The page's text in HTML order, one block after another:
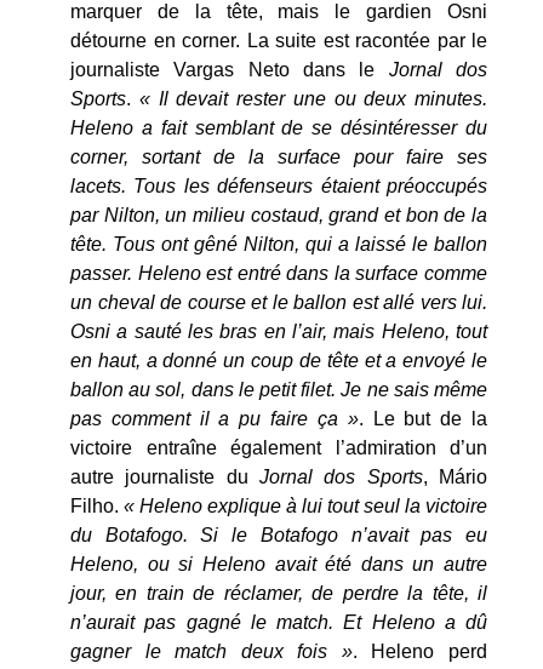
marquer de la tête, mais le gardien Osni
détourne en corner. La suite est racontée par le
journaliste Vargas Neto dans le Jornal dos
Sports. « Il devait rester une ou deux minutes.
Heleno a fait semblant de se désintéresser du
corner, sortant de la surface pour faire ses
lacets. Tous les défenseurs étaient préoccupés
par Nilton, un milieu costaud, grand et bon de la
tête. Tous ont gêné Nilton, qui a laissé le ballon
passer. Heleno est entré dans la surface comme
un cheval de course et le ballon est allé vers lui.
Osni a sauté les bras en l’air, mais Heleno, tout
en haut, a donné un coup de tête et a envoyé le
ballon au sol, dans le petit filet. Je ne sais même
pas comment il a pu faire ça ». Le but de la
victoire entraîne également l’admiration d’un
autre journaliste du Jornal dos Sports, Mário
Filho. « Heleno explique à lui tout seul la victoire
du Botafogo. Si le Botafogo n’avait pas eu
Heleno, ou si Heleno avait été dans un autre
jour, en train de réclamer, de perdre la tête, il
n’aurait pas gagné le match. Et Heleno a dû
gagner le match deux fois ». Heleno perd